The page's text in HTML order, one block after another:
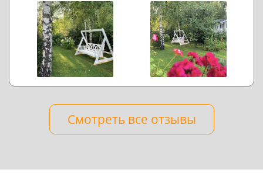
Смотреть все отзывы